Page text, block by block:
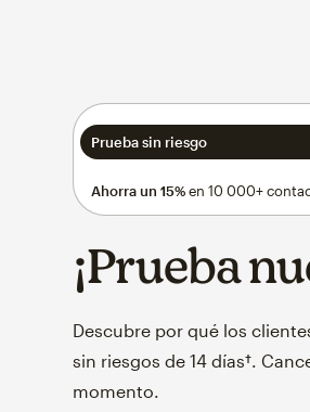
Prueba sin riesgo
Ahorra un 15%en 10 000+
¡Prueba
Descubre por qué los
sin riesgos de 14 días†.
momento.